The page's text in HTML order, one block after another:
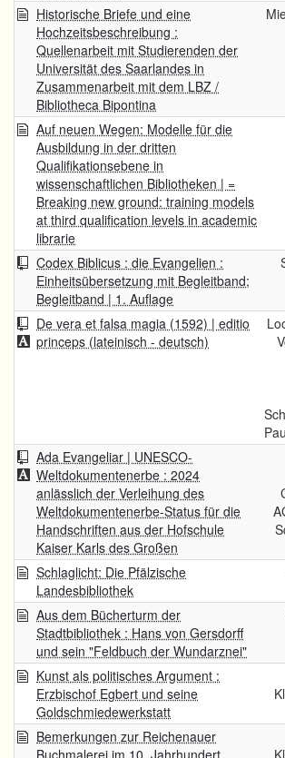
Historische Briefe und eine
Hochzeitsbeschreibung :
Quellenarbeit mit Studierenden der
Universität des Saarlandes in
Zusammenarbeit mit dem LBZ /
Bibliotheca Bipontina
Auf neuen Wegen: Modelle für die
Ausbildung in der dritten
Qualifikationsebene in
wissenschaftlichen Bibliotheken | =
Breaking new ground: training models
at third qualification levels in academic
librarie
Codex Biblicus : die Evangelien :
Einheitsübersetzung mit Begleitband;
Begleitband | 1. Auflage
De vera et falsa magia (1592) | editio
princeps (lateinisch - deutsch)
Ada Evangeliar | UNESCO-
Weltdokumentenerbe : 2024
anlässlich der Verleihung des
Weltdokumentenerbe-Status für die
Handschriften aus der Hofschule
Kaiser Karls des Großen
Schlaglicht: Die Pfälzische
Landesbibliothek
Aus dem Bücherturm der
Stadtbibliothek : Hans von Gersdorff
und sein "Feldbuch der Wundarznei"
Kunst als politisches Argument :
Erzbischof Egbert und seine
Goldschmiedewerkstatt
Bemerkungen zur Reichenauer